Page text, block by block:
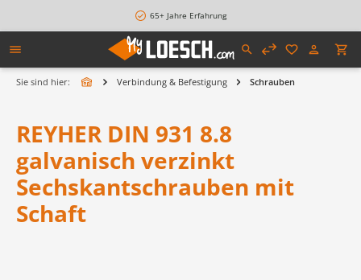
65+ Jahre Erfahrung
Sie sind hier: Verbindung & Befestigung Schrauben
REYHER DIN 931 8.8
galvanisch verzinkt
Sechskantschrauben mit
Schaft